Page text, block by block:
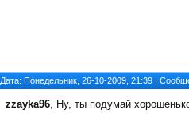
Дата: Понедельник, 26-10-2009, 21:39 |
zzayka96, Ну, ты подумай